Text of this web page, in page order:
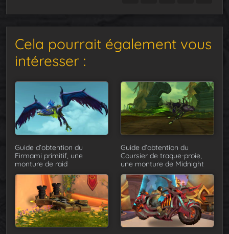
Cela pourrait également vous
intéresser :
Guide d’obtention du
Firmami primitif, une
monture de raid
Guide d’obtention du
Coursier de traque-proie,
une monture de Midnight